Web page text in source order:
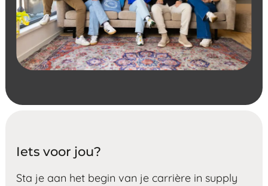
Iets voor jou?
Sta je aan het begin van je carrière in supply